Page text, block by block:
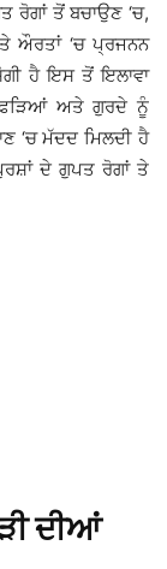
ਰੋਗਾਂ ਤੋਂ ਬਚਾਉਣ ‘ਚ,
ਔਰਤਾਂ ‘ਚ ਪ੍ਰਜਨਨ
ਹੈ ਇਸ ਤੋਂ ਇਲਾਵਾ
ਅਤੇ ਗੁਰਦੇ ਨੂੰ
‘ਚ ਮੱਦਦ ਮਿਲਦੀ ਹੈ
ਦੇ ਗੁਪਤ ਰੋਗਾਂ ਤੇ
ਦੀਆਂ